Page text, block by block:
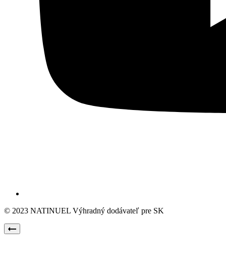
© 2023 NATINUEL Výhradný dodávateľ pre SK